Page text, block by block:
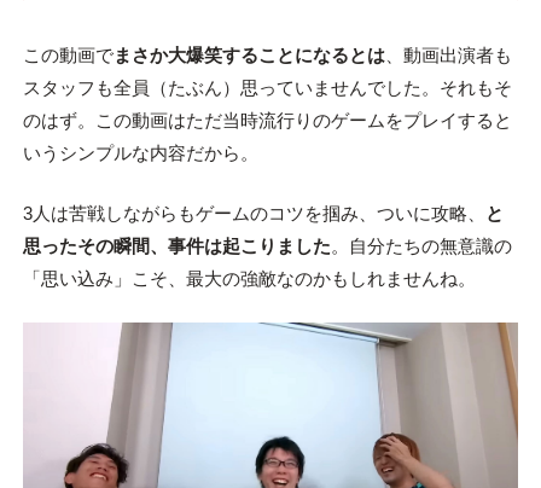
この動画でまさか大爆笑することになるとは、動画出演者も
スタッフも全員（たぶん）思っていませんでした。それもそ
のはず。この動画はただ当時流行りのゲームをプレイすると
いうシンプルな内容だから。
3人は苦戦しながらもゲームのコツを掴み、ついに攻略、
と
思ったその瞬間、事件は起こりました。自分たちの無意識の
「思い込み」こそ、最大の強敵なのかもしれませんね。